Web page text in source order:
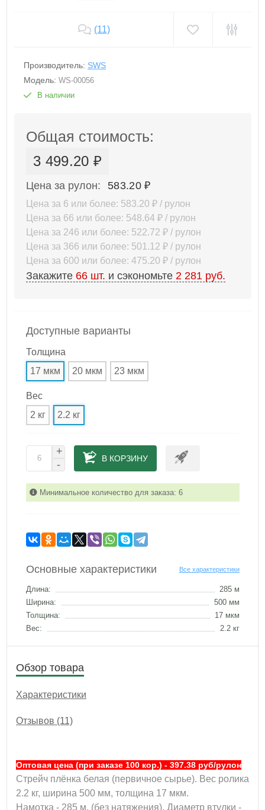
(11)
Производитель: SWS
Модель: WS-00056
В наличии
Общая стоимость:
3 499.20 ₽
Цена за рулон: 583.20 ₽
Цена за 6 или более: 583.20 ₽ / рулон
Цена за 66 или более: 548.64 ₽ / рулон
Цена за 246 или более: 522.72 ₽ / рулон
Цена за 366 или более: 501.12 ₽ / рулон
Цена за 600 или более: 475.20 ₽ / рулон
Закажите 66 шт. и сэкономьте 2 281 руб.
Доступные варианты
Толщина
17 мкм
20 мкм 23 мкм
Вес
2 кг
2.2 кг
+
-
В КОРЗИНУ
Минимальное количество для заказа: 6
Основные характеристики Все характеристики
Длина:
285 м
Ширина:
500 мм
Толщина:
17 мкм
Вес:
2.2 кг
Обзор товара
Характеристики
Отзывов (11)
Оптовая цена (при заказе 100 кор.) - 397.38 руб/рулон
Стрейч плёнка белая (первичное сырье). Вес ролика
2.2 кг, ширина 500 мм, толщина 17 мкм.
Намотка - 285 м. (без натяжения). Диаметр втулки -